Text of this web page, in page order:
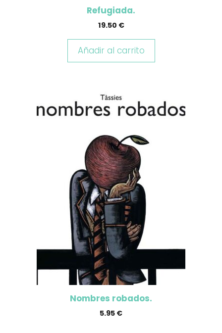
Refugiada.
19.50 €
Añadir al carrito
Nombres robados.
5.95 €